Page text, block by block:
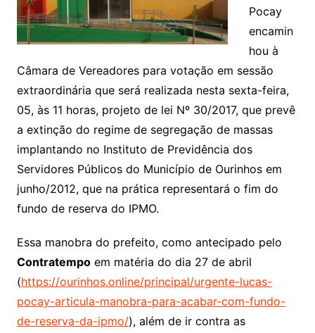
Pocay
encamin
hou à
Câmara de Vereadores para votação em sessão
extraordinária que será realizada nesta sexta-feira,
05, às 11 horas, projeto de lei Nº 30/2017, que prevê
a extinção do regime de segregação de massas
implantando no Instituto de Previdência dos
Servidores Públicos do Município de Ourinhos em
junho/2012, que na prática representará o fim do
fundo de reserva do IPMO.
Essa manobra do prefeito, como antecipado pelo
Contratempoem matéria do dia 27 de abril
(https://ourinhos.online/principal/urgente-lucas-
pocay-articula-manobra-para-acabar-com-fundo-
de-reserva-da-ipmo/), além de ir contra as